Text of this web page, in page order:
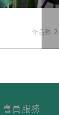
作品數 2
會員服務